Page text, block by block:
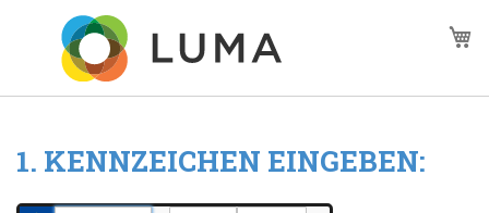
Inhalt
springen
1. KENNZEICHEN EINGEBEN: